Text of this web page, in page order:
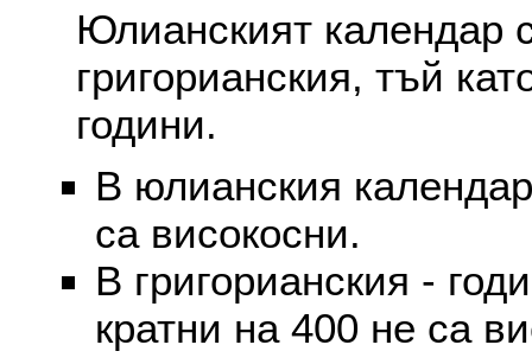
Юлианският календар
григорианския, тъй
години.
В юлианския
са високосни.
В григорианския -
кратни на 400 не са